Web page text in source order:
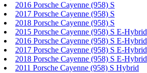
2016 Porsche Cayenne (958) S
2017 Porsche Cayenne (958) S
2018 Porsche Cayenne (958) S
2015 Porsche Cayenne (958) S E-Hybrid
2016 Porsche Cayenne (958) S E-Hybrid
2017 Porsche Cayenne (958) S E-Hybrid
2018 Porsche Cayenne (958) S E-Hybrid
2011 Porsche Cayenne (958) S Hybrid